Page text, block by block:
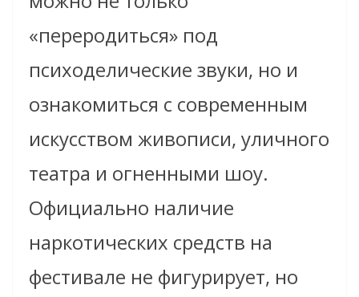
«переродиться» под
психоделические звуки, но и
ознакомиться с современным
искусством живописи, уличного
театра и огненными шоу.
Официально наличие
наркотических средств на
фестивале не фигурирует, но